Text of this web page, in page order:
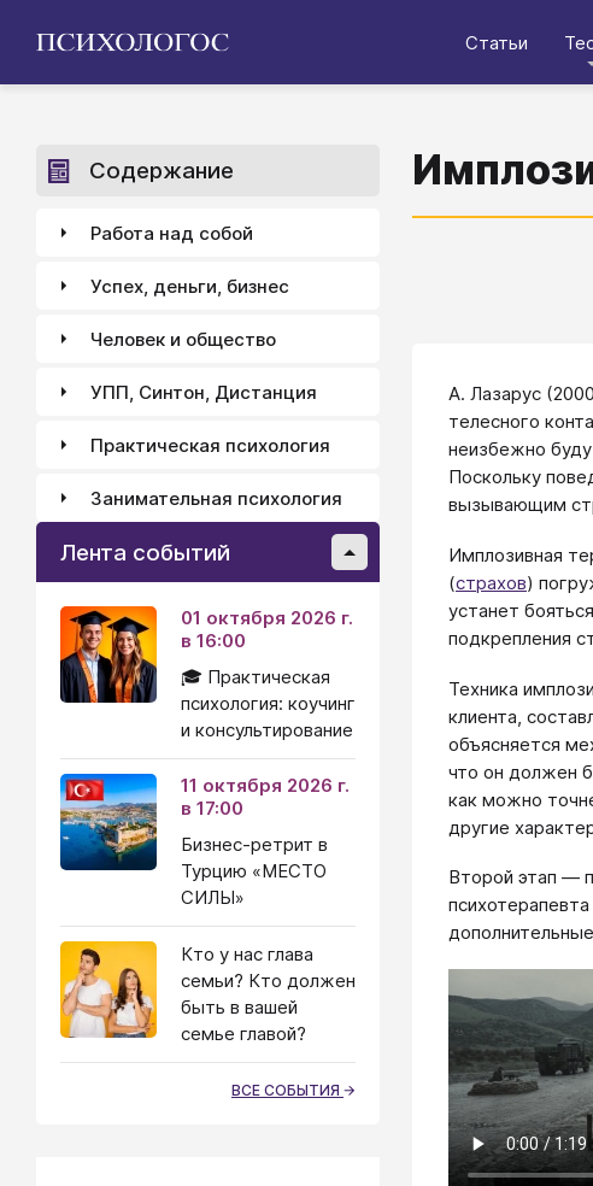
Статьи
А. Лазарус
телесного
неизбежно
Поскольку
вызывающим
Имплозивная
(страхов)
устанет
подкрепления
Техника
клиента,
объясняется
что он должен
как можно
другие
Второй этап —
Содержание
Работа над собой
Успех, деньги, бизнес
Человек и общество
УПП, Синтон, Дистанция
Практическая психология
Занимательная психология
Лента событий
01 октября 2026 г.
в 16:00
🎓 Практическая
психология: коучинг
и консультирование
11 октября 2026 г.
в 17:00
Бизнес-ретрит в
Турцию «МЕСТО
СИЛЫ»
Кто у нас глава
семьи? Кто должен
быть в вашей
семье главой?
ВСЕ СОБЫТИЯ